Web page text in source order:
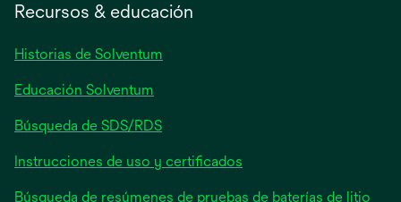
pestaña
Recursos & educación
Historias de Solventum
Educación Solventum
Búsqueda de SDS/RDS
Instrucciones de uso y certificados
Búsqueda de resúmenes de pruebas de baterías de litio